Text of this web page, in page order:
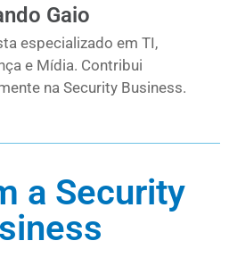
Gaio
especializado em TI,
e Mídia. Contribui
na Security Business.
a Security